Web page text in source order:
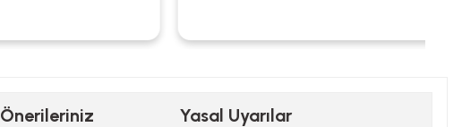
Önerileriniz Yasal Uyarılar